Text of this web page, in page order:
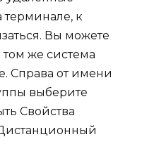
к
Вы можете
том же система
Справа от имени
выберите
Свойства